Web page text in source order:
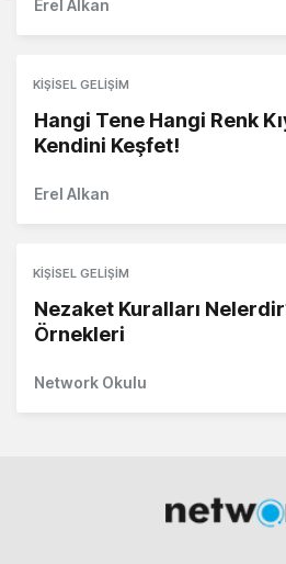
Erel Alkan
KIŞISEL GELIŞIM
Hangi Tene Hangi Renk
Kendini Keşfet!
Erel Alkan
KIŞISEL GELIŞIM
Nezaket Kuralları
Örnekleri
Network Okulu